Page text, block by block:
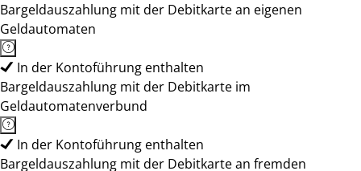
Bargeldauszahlung mit der Debitkarte an eigenen
Geldautomaten
In der Kontoführung enthalten
Bargeldauszahlung mit der Debitkarte im
Geldautomatenverbund
In der Kontoführung enthalten
Bargeldauszahlung mit der Debitkarte an fremden